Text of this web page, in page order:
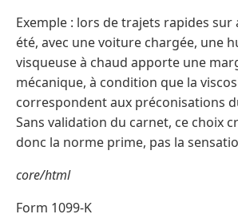
Exemple : lors de trajets rapides
été, avec une voiture chargée, une
visqueuse à chaud apporte une
mécanique, à condition que la
correspondent aux préconisations
Sans validation du carnet, ce choix
donc la norme prime, pas la
core/html
Form 1099-K